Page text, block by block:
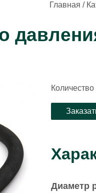
Главная /
Количество
Диаметр